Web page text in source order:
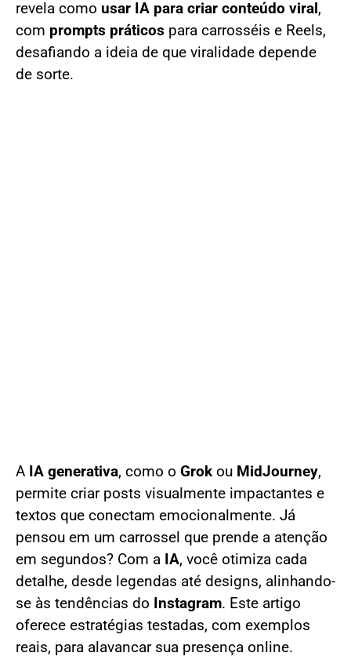
revela como usar IA para criar conteúdo viral ,
com prompts práticos para carrosséis e Reels,
desafiando a ideia de que viralidade depende
de sorte.
A IA generativa, como o Grok ou MidJourney,
permite criar posts visualmente impactantes e
textos que conectam emocionalmente. Já
pensou em um carrossel que prende a atenção
em segundos? Com a IA, você otimiza cada
detalhe, desde legendas até designs, alinhando-
se às tendências do Instagram. Este artigo
oferece estratégias testadas, com exemplos
reais, para alavancar sua presença online.